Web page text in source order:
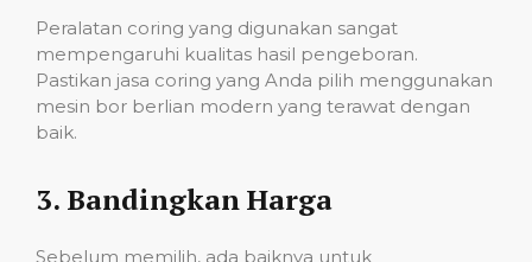
Peralatan coring yang digunakan sangat
mempengaruhi kualitas hasil pengeboran.
Pastikan jasa coring yang Anda pilih menggunakan
mesin bor berlian modern yang terawat dengan
baik.
3. Bandingkan Harga
Sebelum memilih, ada baiknya untuk